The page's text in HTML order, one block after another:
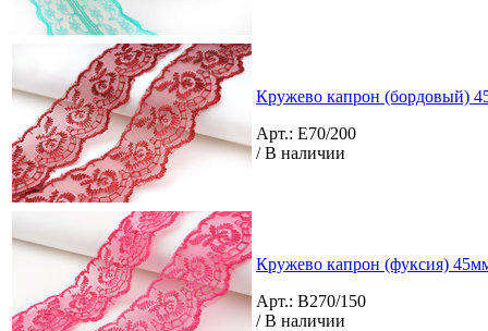
Кружево капрон (бордовый)
Арт.: E70/200
/ В наличии
Кружево капрон (фуксия)
Арт.: B270/150
/ В наличии